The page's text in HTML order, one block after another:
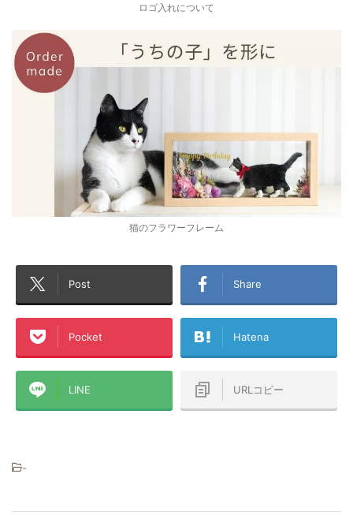
ロゴ入れについて
猫のフラワーフレーム
Post Share
Pocket Hatena
LINE URLコピー
-